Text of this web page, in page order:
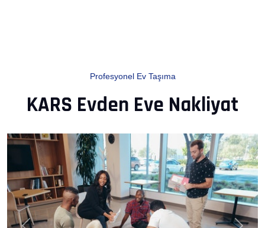
Profesyonel Ev Taşıma
KARS Evden Eve Nakliyat